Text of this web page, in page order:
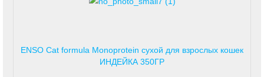
ENSO Cat formula Monoprotein сухой для взрослых кошек
ИНДЕЙКА 350ГР